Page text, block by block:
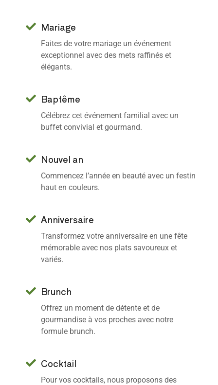
Mariage
Faites de votre mariage un événement
exceptionnel avec des mets raffinés et
élégants.
Baptême
Célébrez cet événement familial avec un
buffet convivial et gourmand.
Nouvel an
Commencez l’année en beauté avec un festin
haut en couleurs.
Anniversaire
Transformez votre anniversaire en une fête
mémorable avec nos plats savoureux et
variés.
Brunch
Offrez un moment de détente et de
gourmandise à vos proches avec notre
formule brunch.
Cocktail
Pour vos cocktails, nous proposons des